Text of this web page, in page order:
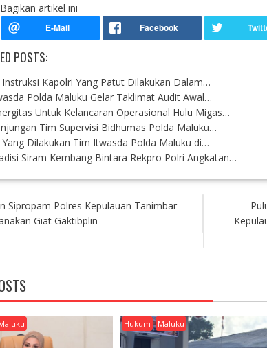
Bagikan artikel ini
POSTS:
Instruksi Kapolri Yang Patut Dilakukan Dalam…
Polda Maluku Gelar Taklimat Audit Awal…
Untuk Kelancaran Operasional Hulu Migas…
Tim Supervisi Bidhumas Polda Maluku…
Yang Dilakukan Tim Itwasda Polda Maluku di…
Siram Kembang Bintara Rekpro Polri Angkatan…
Sipropam Polres Kepulauan Tanimbar
Giat Gaktibplin
Hukum Maluku